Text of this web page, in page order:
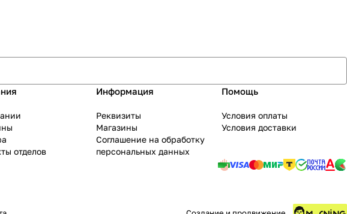
отделов
Информация
Реквизиты
Магазины
Соглашение на обработку
персональных данных
Помощь
Условия оплаты
Условия доставки